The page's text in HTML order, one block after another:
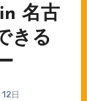
名古
きる
日